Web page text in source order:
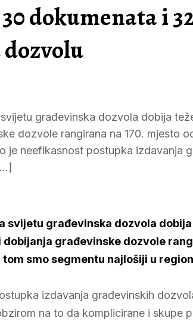
dokumenata i
građevinska dozvola dobija
dozvole rangirana na 170. mjesto
je neefikasnost postupka izdavanja
svijetu građevinska dozvola
dobijanja građevinske dozvole
smo segmentu najlošiji u
izdavanja građevinskih
na to da komplicirane i skupe